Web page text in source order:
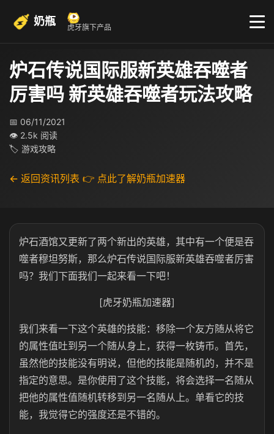
奶瓶 虎牙旗下产品
炉石传说国际服新英雄吞噬者
厉害吗 新英雄吞噬者玩法攻略
📅 06/11/2021
👁 2.5k 阅读
🏷 游戏攻略
← 返回资讯列表 👉 点此了解奶瓶加速器
炉石酒馆又更新了两个新出的英雄，其中有一个便是吞
噬者穆坦努斯，那么炉石传说国际服新英雄吞噬者厉害
吗？我们下面我们一起来看一下吧！
[虎牙奶瓶加速器]
我们来看一下这个英雄的技能：移除一个友方随从将它
的属性值吐到另一个随从身上，获得一枚铸币。首先，
虽然他的技能没有明说，但他的技能是随机的，并不是
指定的意思。是你使用了这个技能，将会选择一名随从
把他的属性值随机转移到另一名随从上。单看它的技
能，我觉得它的强度还是不错的。